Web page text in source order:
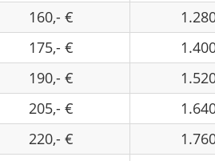
160,- €
175,- €
190,- €
205,- €
220,- €